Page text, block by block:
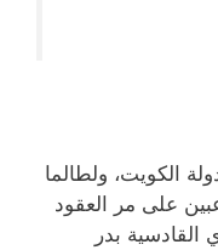
الكويت، ولطالما
على مر العقود
القادسية بدر